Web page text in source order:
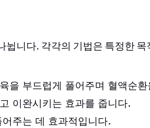
니다. 각각의 기법은 특정한
을 부드럽게 풀어주며 혈액순
이완시키는 효과를 줍니다.
주는 데 효과적입니다.